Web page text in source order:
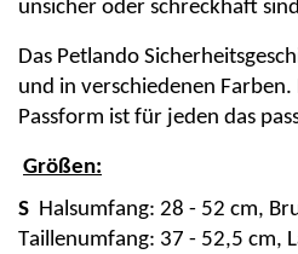
unsicher oder schreckhaft
Das Petlando
und in verschiedenen Farben.
Passform ist für jeden das
Größen:
S Halsumfang: 28 - 52 cm,
Taillenumfang: 37 - 52,5 cm,